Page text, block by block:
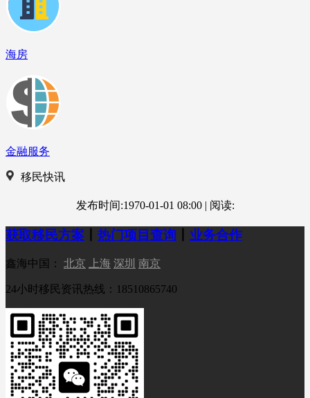
海房
金融服务
移民快讯
发布时间:1970-01-01 08:00 | 阅读:
获取移民方案 热门项目查询 业务合作
鑫海中国： 北京 上海 深圳 南京
24小时移民资讯热线：18510865740